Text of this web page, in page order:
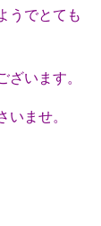
うでとても
います。
ませ。